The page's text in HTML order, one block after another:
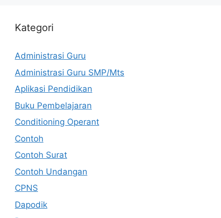
Kategori
Administrasi Guru
Administrasi Guru SMP/Mts
Aplikasi Pendidikan
Buku Pembelajaran
Conditioning Operant
Contoh
Contoh Surat
Contoh Undangan
CPNS
Dapodik